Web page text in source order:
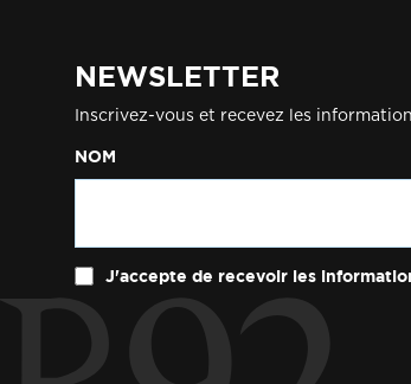
NEWSLETTER
Inscrivez-vous et recevez les
NOM
J'accepte de recevoir les